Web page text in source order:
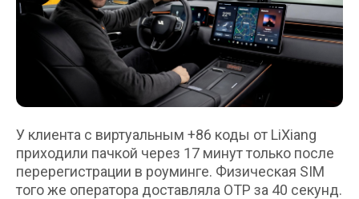
У клиента с виртуальным +86 коды от LiXiang
приходили пачкой через 17 минут только после
перерегистрации в роуминге. Физическая SIM
того же оператора доставляла OTP за 40 секунд.
ООО "ГРАФИТ"
ИНН 2310241602
ОГРН 1252300044611
Детейлинг
Франшиза
Контакты
2026. Все права защищены.